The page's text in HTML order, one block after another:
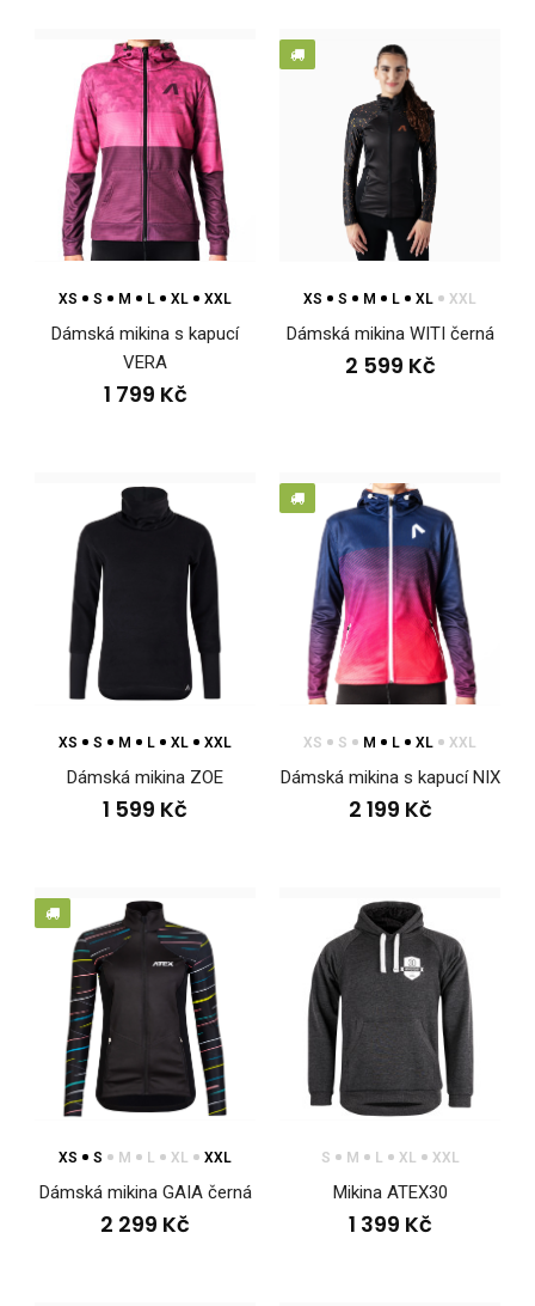
Dámská mikina s kapucí CANTIRO
Dámská mikina s kapucí CANTIRODámská mikina s kapucí
CANTIRO přináší sportovní charakter do kaž..
1 799 Kč
XS S M L XL XXL
Dámská mikina s kapucí
VERA
1 799 Kč
XS S M L XL XXL
Dámská mikina WITI černá
2 599 Kč
XS S M L XL XXL
Dámská mikina ZOE
1 599 Kč
XS S M L XL XXL
Dámská mikina s kapucí NIX
2 199 Kč
XS S M L XL XXL
Dámská mikina GAIA černá
2 299 Kč
S M L XL XXL
Mikina ATEX30
1 399 Kč